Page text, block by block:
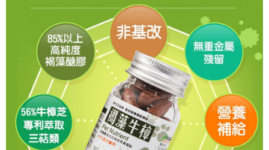
每筆NT$100，滿NT$2,000(含以上)免運費